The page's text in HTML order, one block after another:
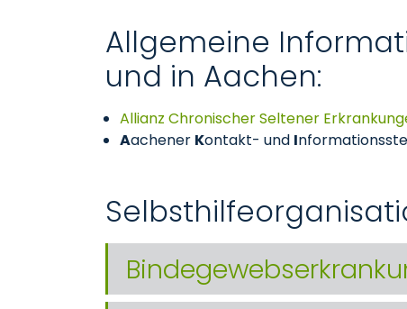
Allgemeine
und in Aachen:
Allianz Chronischer Seltener
Aachener Kontakt- und I